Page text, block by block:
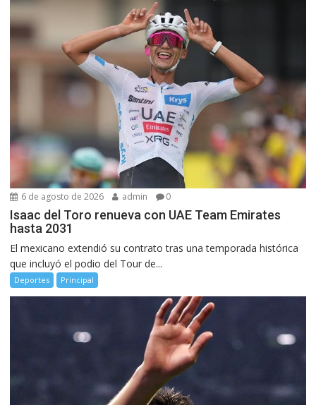
6 de agosto de 2026 admin 0
Isaac del Toro renueva con UAE Team Emirates
hasta 2031
El mexicano extendió su contrato tras una temporada histórica
que incluyó el podio del Tour de...
Deportes Principal